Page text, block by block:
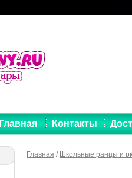
Главная Контакты
Главная / Школьные ранцы и